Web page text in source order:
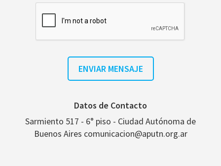
Datos de Contacto
Sarmiento 517 - 6° piso - Ciudad Autónoma de
Buenos Aires comunicacion@aputn.org.ar